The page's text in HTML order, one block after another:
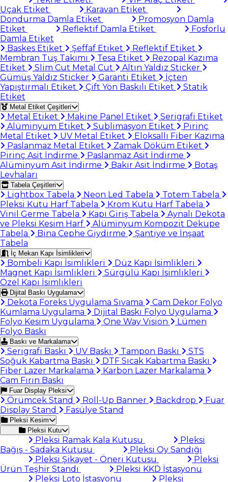
Uçak Etiket
Karavan Etiket
Dondurma Damla Etiket
Promosyon Damla
Etiket
Reflektif Damla Etiket
Fosforlu
Damla Etiket
Baskes Etiket
Şeffaf Etiket
Reflektif Etiket
Membran Tuş Takımı
Tesa Etiket
Rezopal Kazıma
Etiket
Slim Cut Metal Cut
Altın Yaldız Sticker
Gümüş Yaldız Sticker
Garanti Etiket
İçten
Yapıştırmalı Etiket
Çift Yön Baskılı Etiket
Statik
Etiket
Metal Etiket Çeşitleri
Metal Etiket Makine Panel Etiket
Serigrafi Etiket
Alüminyum Etiket
Sublimasyon Etiket
Pirinç
Metal Etiket
UV Metal Etiket
Eloksallı Fiber Kazıma
Paslanmaz Metal Etiket
Zamak Döküm Etiket
Pirinç Asit İndirme
Paslanmaz Asit İndirme
Alüminyum Asit İndirme
Bakır Asit İndirme
Botaş
Levhaları
Tabela Çeşitleri
Lightbox Tabela Neon Led Tabela
Totem Tabela
Pleksi Kutu Harf Tabela
Krom Kutu Harf Tabela
Vinil Germe Tabela
Kapı Giriş Tabela
Aynalı Dekota
ve Pleksi Kesim Harf
Alüminyum Kompozit Dekupe
Tabela
Bina Cephe Giydirme
Şantiye ve İnşaat
Tabela
İç Mekan Kapı İsimlikleri
Bombeli Kapı İsimlikleri
Düz Kapı İsimlikleri
Magnet Kapı İsimlikleri
Sürgülü Kapı İsimlikleri
Özel Kapı İsimlikleri
Dijital Baskı Uygulama
Dekota Foreks Uygulama Sıvama
Cam Dekor Folyo
Kumlama Uygulama
Dijital Baskı Folyo Uygulama
Folyo Kesim Uygulama
One Way Vision
Lümen
Folyo Baskı
Baskı ve Markalama
Serigrafi Baskı UV Baskı Tampon Baskı
STS
Soğuk Kabartma Baskı
DTF Sıcak Kabartma Baskı
Fiber Lazer Markalama
Karbon Lazer Markalama
Cam Fırın Baskı
Fuar Display Pleksi
Örümcek Stand Roll-Up Banner Backdrop
Fuar
Display Stand
Fasülye Stand
Pleksi Kesim
Pleksi Kutu
Pleksi Ramak Kala Kutusu
Pleksi
Bağış - Sadaka Kutusu
Pleksi Oy Sandığı
Pleksi Şikayet - Öneri Kutusu
Pleksi
Ürün Teşhir Standı
Pleksi KKD İstasyonu
Pleksi Loto İstasyonu
Pleksi